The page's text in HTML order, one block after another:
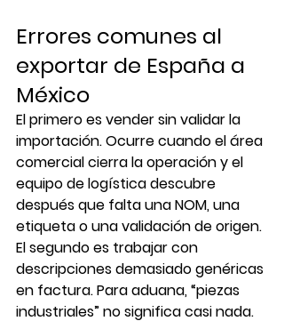
Errores comunes al
exportar de España a
México
El primero es vender sin validar la
importación. Ocurre cuando el área
comercial cierra la operación y el
equipo de logística descubre
después que falta una NOM, una
etiqueta o una validación de origen.
El segundo es trabajar con
descripciones demasiado genéricas
en factura. Para aduana, “piezas
industriales” no significa casi nada.